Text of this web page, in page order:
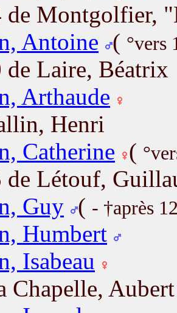
de Montgolfier,
Antoine ( °vers
de Laire, Béatrix
Arthaude
Henri
Catherine (
de Létouf,
Guy ( - †après
Humbert
Isabeau
Chapelle, Aubert